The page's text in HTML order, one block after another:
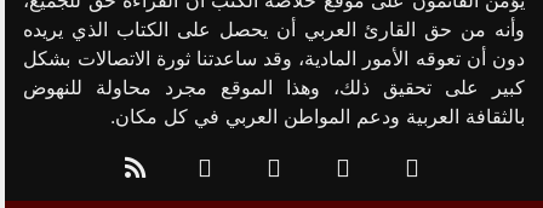
وأنه من حق القارئ العربي أن يحصل على الكتاب الذي يريده
دون أن تعوقه الأمور المادية، وقد ساعدتنا ثورة الاتصالات بشكل
كبير على تحقيق ذلك، وهذا الموقع مجرد محاولة للنهوض
بالثقافة العربية ودعم المواطن العربي في كل مكان.